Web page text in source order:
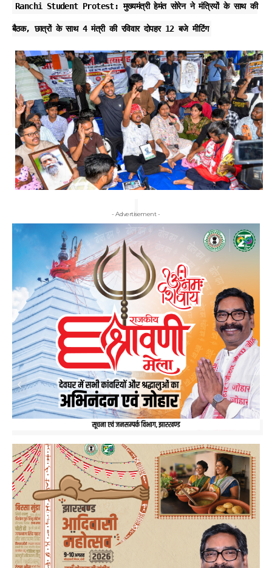
Ranchi Student Protest: मुख्यमंत्री हेमंत सोरेन ने मंत्रियों के साथ की
बैठक, छात्रों के साथ 4 मंत्री की रविवार दोपहर 12 बजे मीटिंग
- Advertisement -